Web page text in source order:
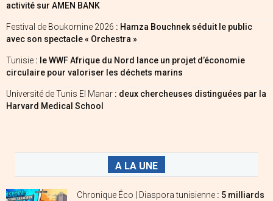
activité sur AMEN BANK
Festival de Boukornine 2026 : Hamza Bouchnek séduit le public
avec son spectacle « Orchestra »
Tunisie : le WWF Afrique du Nord lance un projet d’économie
circulaire pour valoriser les déchets marins
Université de Tunis El Manar : deux chercheuses distinguées par la
Harvard Medical School
A LA UNE
Chronique Éco | Diaspora tunisienne : 5 milliards